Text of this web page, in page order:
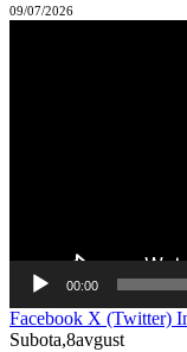
09/07/2026
00:00
Facebook X (Twitter)
Subota,8avgust